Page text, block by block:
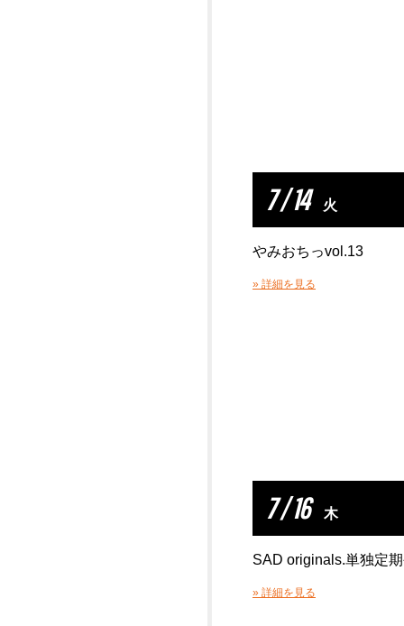
7 / 14 火
やみおちっvol.13
» 詳細を見る
7 / 16 木
SAD originals.単独定
» 詳細を見る